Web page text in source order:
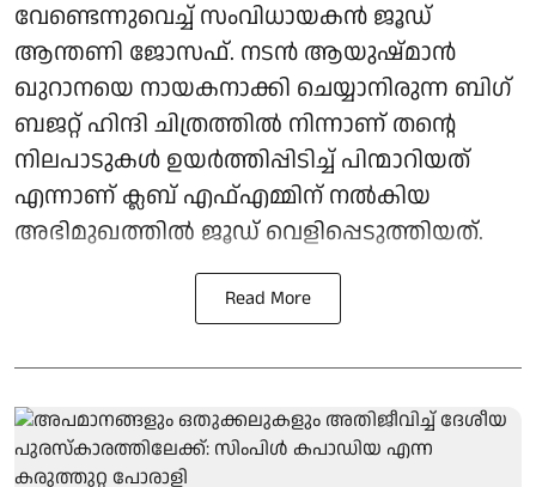
വേണ്ടെന്നുവെച്ച് സംവിധായകൻ ജൂഡ്
ആന്തണി ജോസഫ്. നടൻ ആയുഷ്മാൻ
ഖുറാനയെ നായകനാക്കി ചെയ്യാനിരുന്ന ബിഗ്
ബജറ്റ് ഹിന്ദി ചിത്രത്തിൽ നിന്നാണ് തന്റെ
നിലപാടുകൾ ഉയർത്തിപ്പിടിച്ച് പിന്മാറിയത്
എന്നാണ് ക്ലബ് എഫ്എമ്മിന് നല്‍കിയ
അഭിമുഖത്തില്‍ ജൂഡ് വെളിപ്പെടുത്തിയത്.
Read More